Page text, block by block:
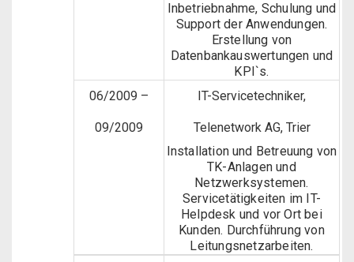
Inbetriebnahme, Schulung und
Support der Anwendungen.
Erstellung von
Datenbankauswertungen und
KPI`s.
06/2009 –
09/2009
IT-Servicetechniker,
Telenetwork AG, Trier
Installation und Betreuung von
TK-Anlagen und
Netzwerksystemen.
Servicetätigkeiten im IT-
Helpdesk und vor Ort bei
Kunden. Durchführung von
Leitungsnetzarbeiten.